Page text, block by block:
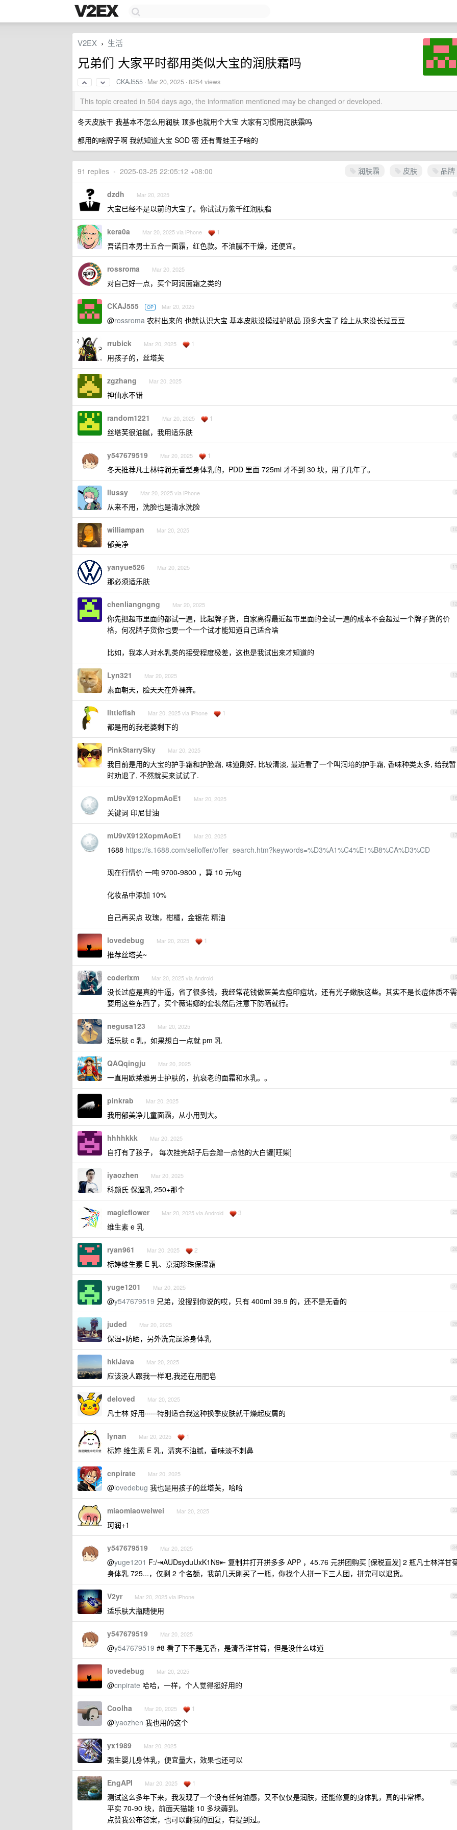
V2EX › 生活
兄弟们 大家平时都用类似大宝的润肤霜吗
CKAJ555 · Mar 20, 2025 · 8254 views
This topic created in 504 days ago, the information mentioned may be changed or developed.
冬天皮肤干 我基本不怎么用润肤 顶多也就用个大宝 大家有习惯用润肤霜吗
都用的啥牌子啊 我就知道大宝 SOD 密 还有青蛙王子啥的
润肤霜 皮肤 品牌
91 replies • 2025-03-25 22:05:12 +08:00
1
dzdh Mar 20, 2025
大宝已经不是以前的大宝了。你试试万紫千红润肤脂
2
kera0a Mar 20, 2025 via iPhone 1
吾诺日本男士五合一面霜，红色款。不油腻不干燥，还便宜。
3
rossroma Mar 20, 2025
对自己好一点，买个珂润面霜之类的
4
CKAJ555 OP Mar 20, 2025
@rossroma 农村出来的 也就认识大宝 基本皮肤没摸过护肤品 顶多大宝了 脸上从来没长过豆豆
5
rrubick Mar 20, 2025 1
用孩子的，丝塔芙
6
zgzhang Mar 20, 2025
神仙水不错
7
random1221 Mar 20, 2025 1
丝塔芙很油腻，我用适乐肤
8
y547679519 Mar 20, 2025 1
冬天推荐凡士林特润无香型身体乳的，PDD 里面 725ml 才不到 30 块，用了几年了。
9
llussy Mar 20, 2025 via iPhone
从来不用，洗脸也是清水洗脸
10
williampan Mar 20, 2025
郁美净
11
yanyue526 Mar 20, 2025
那必须适乐肤
12
chenliangngng Mar 20, 2025
你先把超市里面的都试一遍，比起牌子货，自家离得最近超市里面的全试一遍的成本不会超过一个牌子货的价
格，何况牌子货你也要一个一个试才能知道自己适合啥
比如，我本人对水乳类的接受程度极差，这也是我试出来才知道的
13
Lyn321 Mar 20, 2025
素面朝天，脸天天在外裸奔。
14
littiefish Mar 20, 2025 via iPhone 1
都是用的我老婆剩下的
15
PinkStarrySky Mar 20, 2025
我目前是用的大宝的护手霜和护脸霜, 味道刚好, 比较清淡, 最近看了一个叫润培的护手霜, 香味种类太多, 给我暂
时劝退了, 不然就买来试试了.
16
mU9vX912XopmAoE1 Mar 20, 2025
关键词 印尼甘油
17
mU9vX912XopmAoE1 Mar 20, 2025
1688 https://s.1688.com/selloffer/offer_search.htm?keywords=%D3%A1%C4%E1%B8%CA%D3%CD
现在行情价 一吨 9700-9800 ，算 10 元/kg
化妆品中添加 10%
自己再买点 玫瑰，柑橘，金银花 精油
18
lovedebug Mar 20, 2025 1
推荐丝塔芙~
19
coderlxm Mar 20, 2025 via Android
没长过痘是真的牛逼，省了很多钱，我经常花钱做医美去痘印痘坑，还有光子嫩肤这些。其实不是长痘体质不需
要用这些东西了，买个薇诺娜的套装然后注意下防晒就行。
20
negusa123 Mar 20, 2025
适乐肤 c 乳，如果想白一点就 pm 乳
21
QAQqingju Mar 20, 2025
一直用欧莱雅男士护肤的，抗衰老的面霜和水乳。。
22
pinkrab Mar 20, 2025
我用郁美净儿童面霜，从小用到大。
23
hhhhkkk Mar 20, 2025
自打有了孩子， 每次挂完胡子后会蹭一点他的大白罐[旺柴]
24
iyaozhen Mar 20, 2025
科颜氏 保湿乳 250+那个
25
magicflower Mar 20, 2025 via Android 3
维生素 e 乳
26
ryan961 Mar 20, 2025 2
标婷维生素 E 乳、京润珍珠保湿霜
27
yuge1201 Mar 20, 2025
@y547679519 兄弟，没搜到你说的哎，只有 400ml 39.9 的，还不是无香的
28
juded Mar 20, 2025
保湿+防晒，另外洗完澡涂身体乳
29
hkiJava Mar 20, 2025
应该没人跟我一样吧,我还在用肥皂
30
deloved Mar 20, 2025
凡士林 好用······特别适合我这种换季皮肤就干燥起皮屑的
31
lynan Mar 20, 2025 1
标婷 维生素 E 乳，清爽不油腻，香味淡不刺鼻
32
cnpirate Mar 20, 2025
@lovedebug 我也是用孩子的丝塔芙，哈哈
33
miaomiaoweiwei Mar 20, 2025
珂润+1
34
y547679519 Mar 20, 2025
@yuge1201 F:/⇥AUDsyduUxK1N9⇤ 复制并打开拼多多 APP ，45.76 元拼团购买 [保税直发] 2 瓶凡士林洋甘
身体乳 725...，仅剩 2 个名额，我前几天刚买了一瓶，你找个人拼一下三人团，拼完可以退货。
35
V2yr Mar 20, 2025 via iPhone
适乐肤大瓶随便用
36
y547679519 Mar 20, 2025
@y547679519 #8 看了下不是无香，是清香洋甘菊，但是没什么味道
37
lovedebug Mar 20, 2025
@cnpirate 哈哈，一样，个人觉得挺好用的
38
Coolha Mar 20, 2025 1
@iyaozhen 我也用的这个
39
yx1989 Mar 20, 2025
强生婴儿身体乳，便宜量大，效果也还可以
40
EngAPI Mar 20, 2025 1
测试这么多年下来，我发现了一个没有任何油感，又不仅仅是润肤，还能修复的身体乳，真的非常棒。
平实 70-90 块，前面天猫能 10 多块薅到。
点赞我公布答案，也可以翻我的回复，有提到过。